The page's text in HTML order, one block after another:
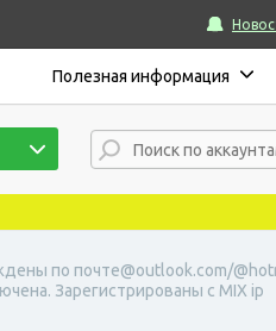
Полезная информация
по почте@outlook.com/
Зарегистрированы с MIX ip